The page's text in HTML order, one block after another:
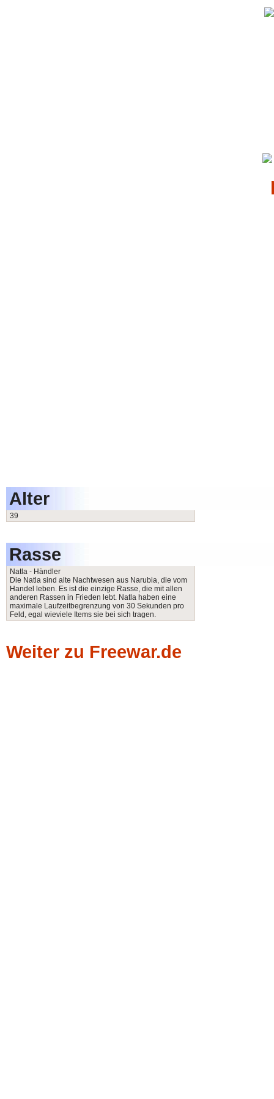
Alter
39
Rasse
Natla - Händler
Die Natla sind alte Nachtwesen aus Narubia, die vom
Handel leben. Es ist die einzige Rasse, die mit allen
anderen Rassen in Frieden lebt. Natla haben eine
maximale Laufzeitbegrenzung von 30 Sekunden pro
Feld, egal wieviele Items sie bei sich tragen.
Weiter zu Freewar.de